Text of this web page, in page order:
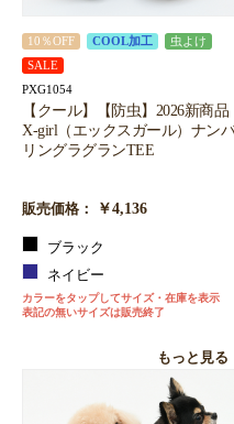
10％OFF COOL加工
虫よけ
SALE
PXG1054
【クール】【防虫】2026新商品
X-girl（エックスガール）ナンバ
リングラグランTEE
販売価格： ￥4,136
ブラック
ネイビー
カラーをタップしてサイズ・在庫を表示
表記の無いサイズは販売終了
もっと見る